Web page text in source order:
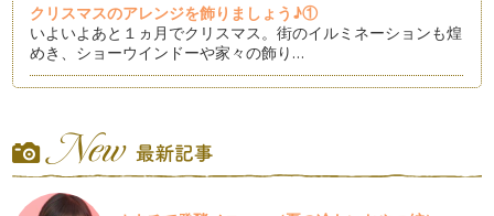
クリスマスのアレンジを飾りましょう♪①
いよいよあと１ヵ月でクリスマス。街のイルミネーションも煌
めき、ショーウインドーや家々の飾り…
く、空気が澄んでいて、それだけでと…
ハロウィーンの花あしらい
日本でも定着してきたハロウィーンイベント。小さな子ども達